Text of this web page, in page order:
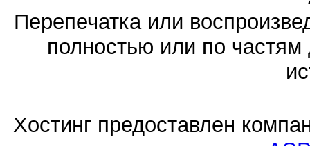
Перепечатка или
полностью или по частям
Хостинг предоставлен